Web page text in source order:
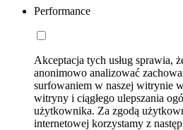
Performance
Akceptacja tych usług sprawia,
anonimowo analizować
surfowaniem w naszej witrynie
witryny i ciągłego ulepszania
użytkownika. Za zgodą
internetowej korzystamy z